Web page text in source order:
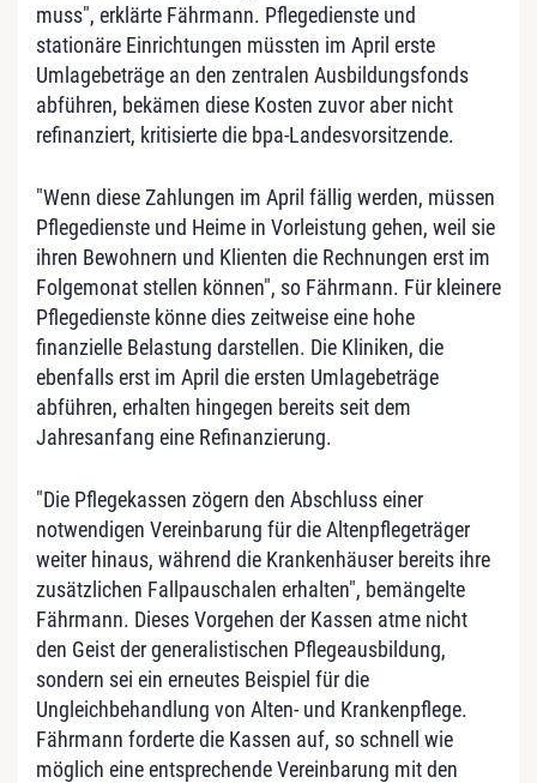
muss", erklärte Fährmann. Pflegedienste und
stationäre Einrichtungen müssten im April erste
Umlagebeträge an den zentralen Ausbildungsfonds
abführen, bekämen diese Kosten zuvor aber nicht
refinanziert, kritisierte die bpa-Landesvorsitzende.
"Wenn diese Zahlungen im April fällig werden, müssen
Pflegedienste und Heime in Vorleistung gehen, weil sie
ihren Bewohnern und Klienten die Rechnungen erst im
Folgemonat stellen können", so Fährmann. Für kleinere
Pflegedienste könne dies zeitweise eine hohe
finanzielle Belastung darstellen. Die Kliniken, die
ebenfalls erst im April die ersten Umlagebeträge
abführen, erhalten hingegen bereits seit dem
Jahresanfang eine Refinanzierung.
"Die Pflegekassen zögern den Abschluss einer
notwendigen Vereinbarung für die Altenpflegeträger
weiter hinaus, während die Krankenhäuser bereits ihre
zusätzlichen Fallpauschalen erhalten", bemängelte
Fährmann. Dieses Vorgehen der Kassen atme nicht
den Geist der generalistischen Pflegeausbildung,
sondern sei ein erneutes Beispiel für die
Ungleichbehandlung von Alten- und Krankenpflege.
Fährmann forderte die Kassen auf, so schnell wie
möglich eine entsprechende Vereinbarung mit den